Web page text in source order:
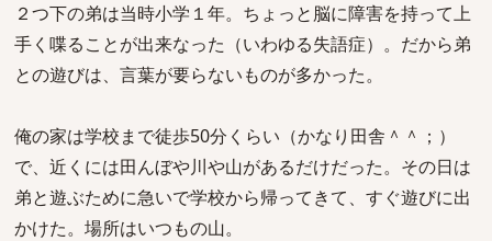
２つ下の弟は当時小学１年。ちょっと脳に障害を持って上
手く喋ることが出来なった（いわゆる失語症）。だから弟
との遊びは、言葉が要らないものが多かった。
俺の家は学校まで徒歩50分くらい（かなり田舎＾＾；）
で、近くには田んぼや川や山があるだけだった。その日は
弟と遊ぶために急いで学校から帰ってきて、すぐ遊びに出
かけた。場所はいつもの山。